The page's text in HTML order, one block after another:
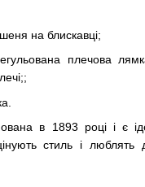
на блискавці;
плечова
в 1893 році і є
стиль і люблять